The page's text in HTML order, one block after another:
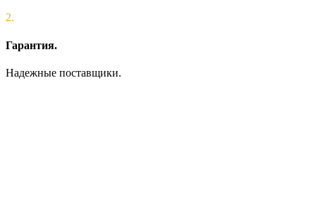
2.
Гарантия.
Надежные поставщики.